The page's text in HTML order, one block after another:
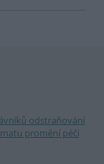
odstraňování
promění péči